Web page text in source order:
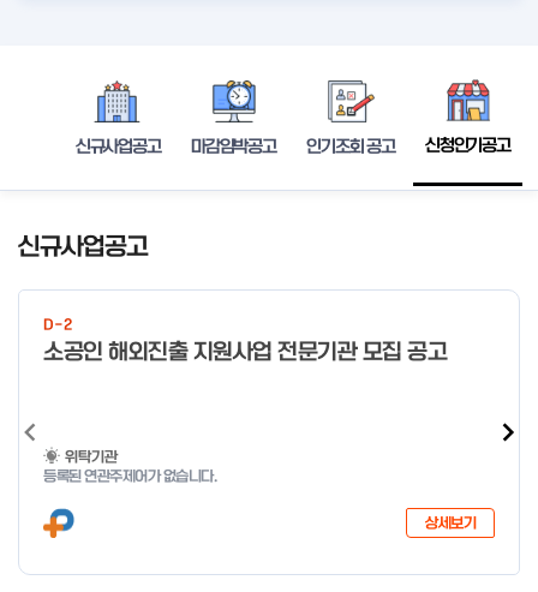
신규사업공고 마감임박공고 인기조회 공고 신청인기공고
신규사업공고
D-2
소공인 해외진출 지원사업 전문기관 모집 공고
위탁기관
등록된 연관주제어가 없습니다.
상세보기